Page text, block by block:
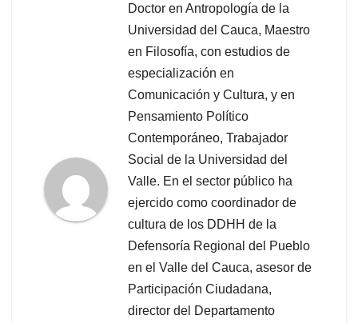
Doctor en Antropología de la
Universidad del Cauca, Maestro
en Filosofía, con estudios de
especialización en
Comunicación y Cultura, y en
Pensamiento Político
Contemporáneo, Trabajador
Social de la Universidad del
Valle. En el sector público ha
ejercido como coordinador de
cultura de los DDHH de la
Defensoría Regional del Pueblo
en el Valle del Cauca, asesor de
Participación Ciudadana,
director del Departamento